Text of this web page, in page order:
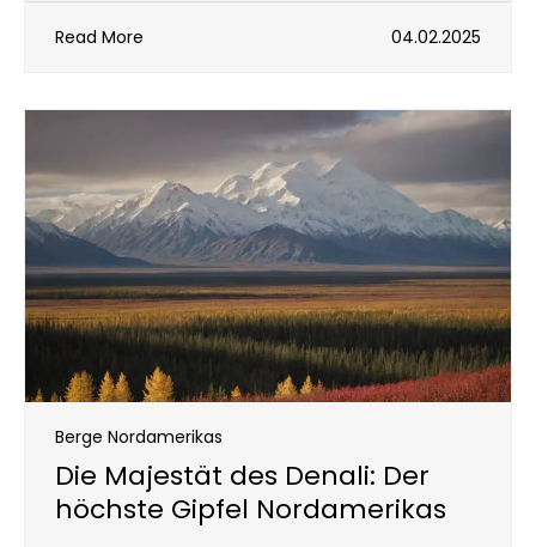
Read More 04.02.2025
Berge Nordamerikas
Die Majestät des Denali: Der
höchste Gipfel Nordamerikas